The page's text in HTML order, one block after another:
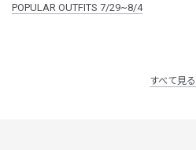
POPULAR OUTFITS 7/29~8/4
すべて見る